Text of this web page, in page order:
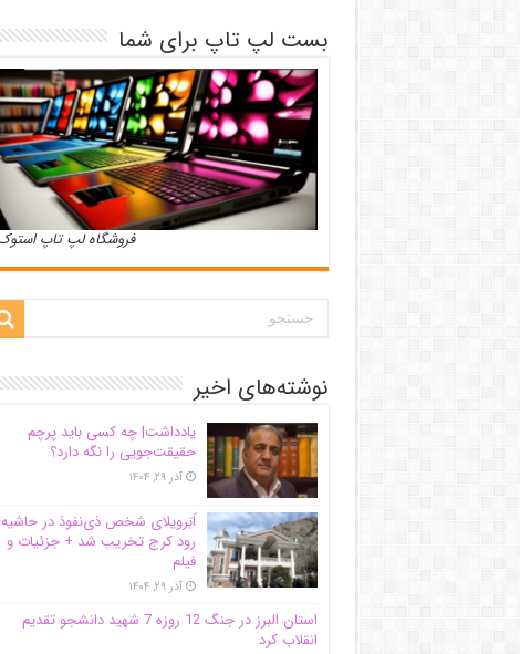
بست لپ تاپ برای شما
فروشگاه لپ تاپ
نوشته‌های اخیر
یادداشت| ‌چه کسی باید پرچم
حقیقت‌جویی را نگه دارد؟
آذر ۲۹, ۱۴۰۴
اَبَر‌ویلای شخص ذی‌نفوذ در حاشیه‌
رود کرج تخریب شد + جزئیات و
فیلم
آذر ۲۹, ۱۴۰۴
استان البرز در جنگ 12 روزه 7 شهید دانشجو تقدیم
انقلاب کرد